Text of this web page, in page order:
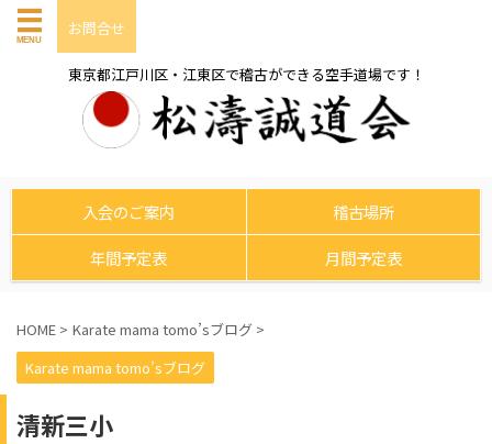
お問合せ
東京都江戸川区・江東区で稽古ができる空手道場です！
入会のご案内
稽古場所
年間予定表
月間予定表
HOME > Karate mama tomo’sブログ >
Karate mama tomo’sブログ
清新三小